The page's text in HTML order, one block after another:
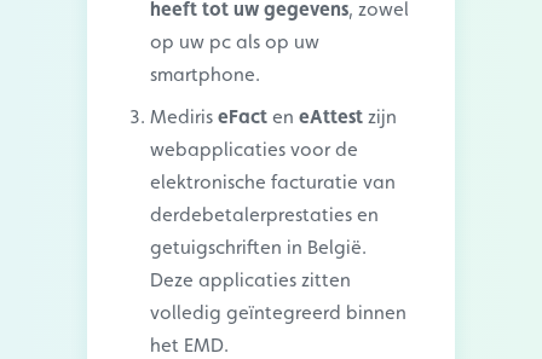
heeft tot uw gegevens, zowel
op uw pc als op uw
smartphone.
Mediris eFact en eAttest zijn
webapplicaties voor de
elektronische facturatie van
derdebetalerprestaties en
getuigschriften in België.
Deze applicaties zitten
volledig geïntegreerd binnen
het EMD.